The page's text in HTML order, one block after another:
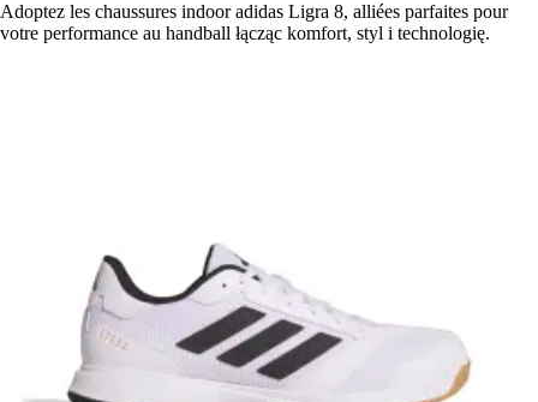
Adoptez les chaussures indoor adidas Ligra 8, alliées parfaites pour
votre performance au handball łącząc komfort, styl i technologię.